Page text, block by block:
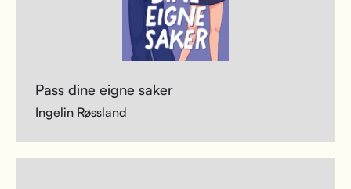
Pass dine eigne saker
Ingelin Røssland